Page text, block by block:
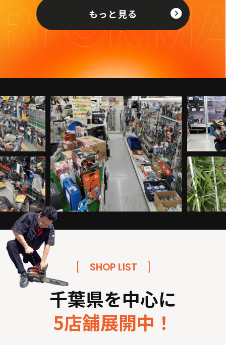
もっと見る
SHOP LIST
千葉県を中心に
5店舗展開中！